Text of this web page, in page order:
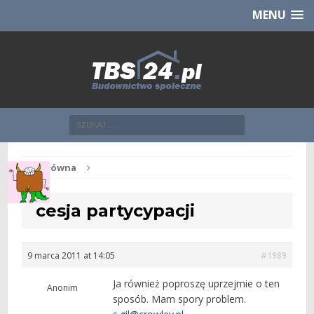
CHCĘ [klik]MENU
Str. główna
cesja partycypacji
9 marca 2011 at 14:05 #1989
Anonim
Ja również poproszę uprzejmie o ten
sposób. Mam spory problem.